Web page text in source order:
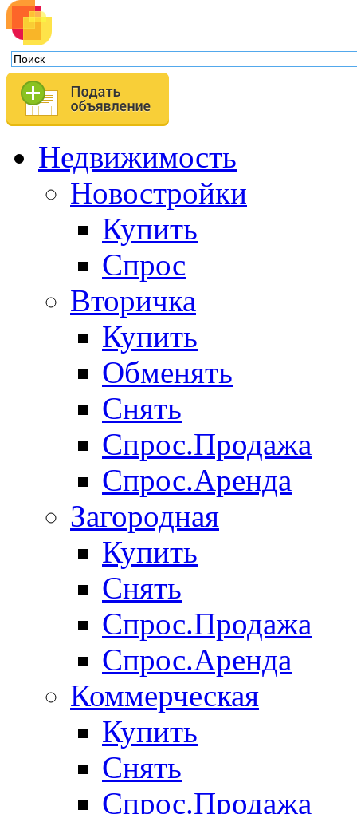
Недвижимость
Новостройки
Купить
Спрос
Вторичка
Купить
Обменять
Снять
Спрос.Продажа
Спрос.Аренда
Загородная
Купить
Снять
Спрос.Продажа
Спрос.Аренда
Коммерческая
Купить
Снять
Спрос.Продажа